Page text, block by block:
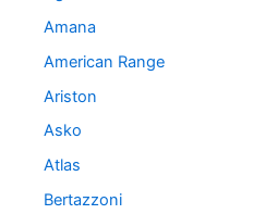
Amana
American Range
Ariston
Asko
Atlas
Bertazzoni